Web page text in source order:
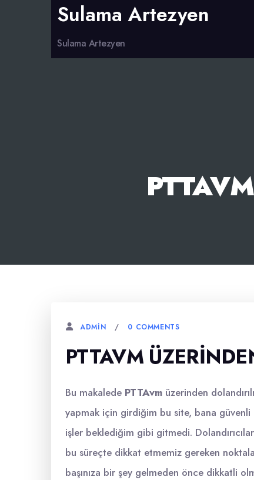
Sulama Artezyen
Sulama Artezyen
ADMIN 0 COMMENTS
PTTAVM
Bu makalede PTTAvm üzerinden
yapmak için girdiğim bu site, bana
işler beklediğim gibi gitmedi.
bu süreçte dikkat etmemiz gereken
başınıza bir şey gelmeden önce dikkatli